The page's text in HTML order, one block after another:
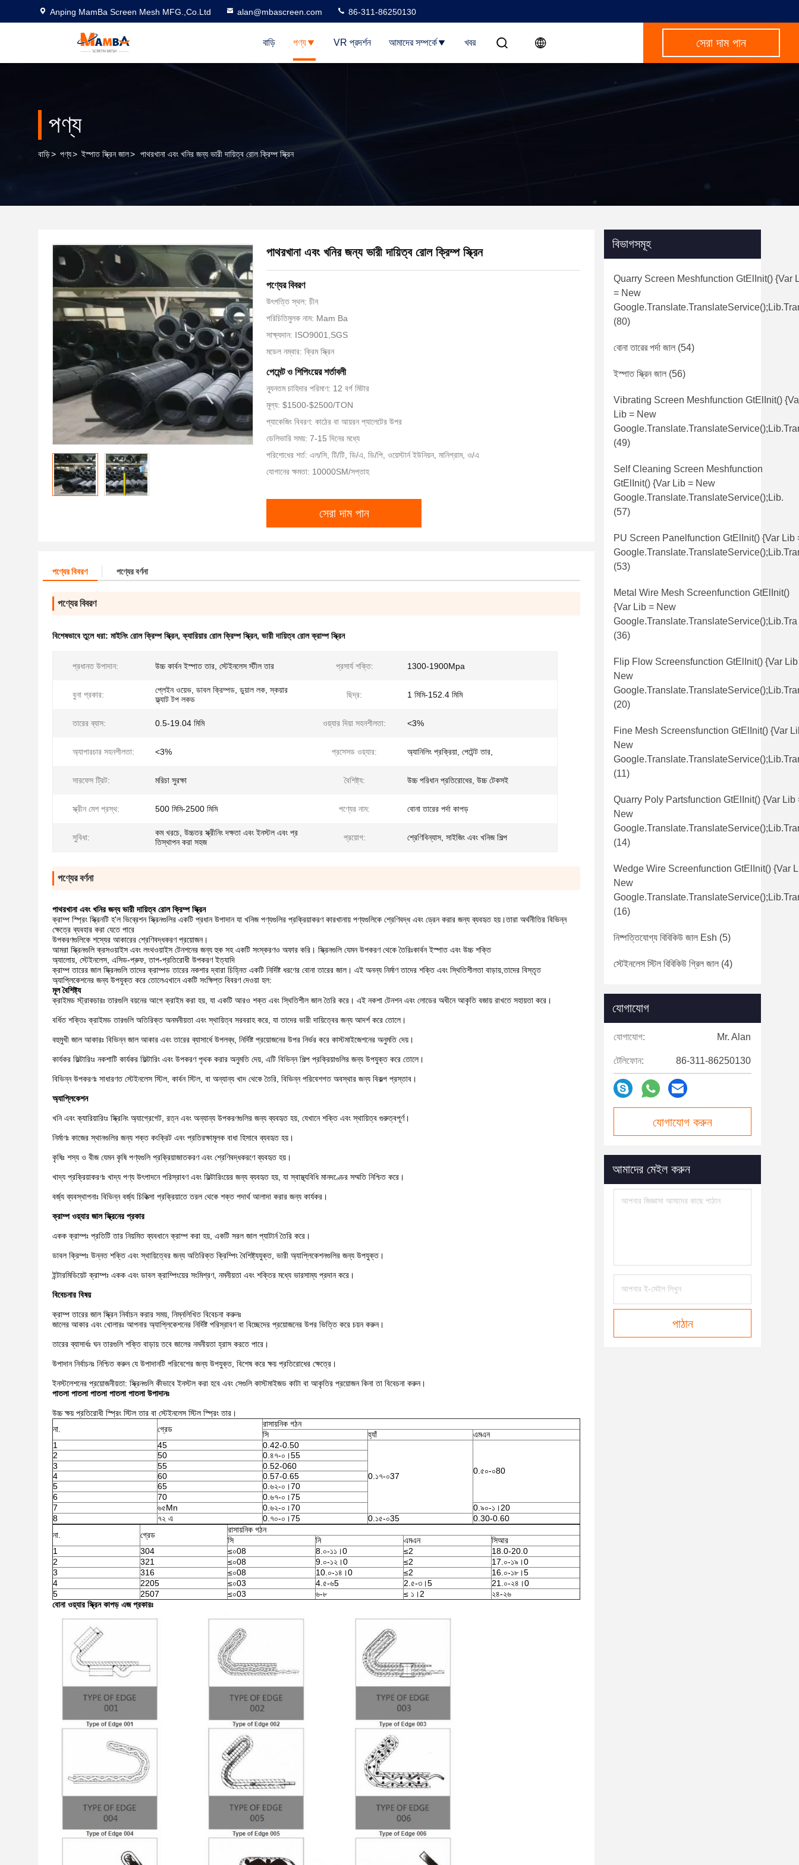
Anping MamBa Screen Mesh MFG.,Co.Ltd alan@mbascreen.com 86-311-86250130
বাড়ি পণ্য VR প্রদর্শন আমাদের সম্পর্কে খবর সেরা দাম পান
পণ্য
বাড়ি> পণ্য> ইস্পাত স্ক্রিন জাল> পাথরখানা এবং খনির জন্য ভারী দায়িত্ব রোল ক্রিম্প স্ক্রিন
পাথরখানা এবং খনির জন্য ভারী দায়িত্ব রোল ক্রিম্প স্ক্রিন
পণ্যের বিবরণ
উৎপত্তি স্থল: চীন
পরিচিতিমুলক নাম: Mam Ba
সাক্ষ্যদান: ISO9001,SGS
মডেল নম্বার: ক্রিম স্ক্রিন
পেমেন্ট ও শিপিংয়ের শর্তাবলী
ন্যূনতম চাহিদার পরিমাণ: 12 বর্গ মিটার
মূল্য: $1500-$2500/TON
প্যাকেজিং বিবরণ: কাঠের বা আয়রন প্যালেটের উপর
ডেলিভারি সময়: 7-15 দিনের মধ্যে
পরিশোধের শর্ত: এল/সি, টি/টি, ডি/এ, ডি/পি, ওয়েস্টার্ন ইউনিয়ন, মানিগ্রাম, ও/এ
যোগানের ক্ষমতা: 10000SM/সপ্তাহ
সেরা দাম পান
পণ্যের বিবরণ পণ্যের বর্ণনা
পণ্যের বিবরণ
বিশেষভাবে তুলে ধরা: মাইনিং রোল ক্রিম্প স্ক্রিন,ক্যারিয়ার রোল ক্রিম্প স্ক্রিন, ভারী দায়িত্ব রোল ক্রাম্প স্ক্রিন
প্রধানত উপাদান: উচ্চ কার্বন ইস্পাত তার, স্টেইনলেস স্টীল তার প্রসার্য শক্তি: 1300-1900Mpa
বুনা প্রকার:
প্লেইন ওয়েভ, ডাবল ক্রিম্পড, ডুয়াল লক, স্কয়ার
ফ্ল্যাট টপ লকড
ছিদ্র: 1 মিমি-152.4 মিমি
তারের ব্যাস: 0.5-19.04 মিমি ওয়্যার দিয়া সহনশীলতা: <3%
অ্যাপারচার সহনশীলতা: <3% প্রসেসড ওয়্যার: অ্যানিলিং প্রক্রিয়া, পেটেন্ট তার,
সারফেস ট্রিট: মরিচা সুরক্ষা বৈশিষ্ট্য: উচ্চ পরিধান প্রতিরোধের, উচ্চ টেকসই
স্ক্রীন মেশ প্রস্থ: 500 মিমি-2500 মিমি পণ্যের নাম: বোনা তারের পর্দা কাপড়
সুবিধা:
কম খরচে, উচ্চতর স্ক্রীনিং দক্ষতা এবং ইনস্টল এবং প্র
তিস্থাপন করা সহজ
প্রয়োগ: শ্রেণিবিন্যাস, সাইজিং এবং খনিজ শিল্প
পণ্যের বর্ণনা
পাথরখানা এবং খনির জন্য ভারী দায়িত্ব রোল ক্রিম্প স্ক্রিন
ক্রাম্প স্প্রিং স্ক্রিনটি হ'ল ভিব্রেশন স্ক্রিনগুলির একটি প্রধান উপাদান যা খনিজ পণ্যগুলির প্রক্রিয়াকরণ কারখানায় পণ্যগুলিকে শ্রেণিবদ্ধ এবং ড্রেন করার জন্য ব্যবহৃত হয়।তারা অর্থনীতির বিভিন্ন
ক্ষেত্রে ব্যবহার করা যেতে পারে
উপকরণগুলিকে শস্যের আকারের শ্রেণিবদ্ধকরণ প্রয়োজন।
আমরা স্ক্রিনগুলি ক্রসওয়াইস এবং লংথওয়াইস টেনশনের জন্য হুক সহ একটি সংস্করণও অফার করি। স্ক্রিনগুলি যেমন উপকরণ থেকে তৈরিঃকার্বন ইস্পাত এবং উচ্চ শক্তি
অ্যালোয়, স্টেইনলেস, এসিড-প্রুফ, তাপ-প্রতিরোধী উপকরণ ইত্যাদি
ক্রাম্প তারের জাল স্ক্রিনগুলি তাদের ক্রাম্পড তারের নকশার দ্বারা চিহ্নিত একটি নির্দিষ্ট ধরণের বোনা তারের জাল। এই অনন্য নির্মাণ তাদের শক্তি এবং স্থিতিশীলতা বাড়ায়,তাদের বিস্তৃত
অ্যাপ্লিকেশনের জন্য উপযুক্ত করে তোলেএখানে একটি সংক্ষিপ্ত বিবরণ দেওয়া হল:
মূল বৈশিষ্ট্য
ক্রাইমড স্ট্রাকচারঃ তারগুলি বয়নের আগে ক্রাইম করা হয়, যা একটি আরও শক্ত এবং স্থিতিশীল জাল তৈরি করে। এই নকশা টেনশন এবং লোডের অধীনে আকৃতি বজায় রাখতে সহায়তা করে।
বর্ধিত শক্তিঃ ক্রাইমড তারগুলি অতিরিক্ত অনমনীয়তা এবং স্থায়িত্ব সরবরাহ করে, যা তাদের ভারী দায়িত্বের জন্য আদর্শ করে তোলে।
বহুমুখী জাল আকারঃ বিভিন্ন জাল আকার এবং তারের ব্যাসার্ধে উপলব্ধ, নির্দিষ্ট প্রয়োজনের উপর নির্ভর করে কাস্টমাইজেশনের অনুমতি দেয়।
কার্যকর ফিল্টারিংঃ নকশাটি কার্যকর ফিল্টারিং এবং উপকরণ পৃথক করার অনুমতি দেয়, এটি বিভিন্ন শিল্প প্রক্রিয়াগুলির জন্য উপযুক্ত করে তোলে।
বিভিন্ন উপকরণঃ সাধারণত স্টেইনলেস স্টিল, কার্বন স্টিল, বা অন্যান্য খাদ থেকে তৈরি, বিভিন্ন পরিবেশগত অবস্থার জন্য বিকল্প প্রস্তাব।
অ্যাপ্লিকেশন
খনি এবং ক্যারিয়ারিংঃ স্ক্রিনিং অ্যাগ্রেগেট, রত্ন এবং অন্যান্য উপকরণগুলির জন্য ব্যবহৃত হয়, যেখানে শক্তি এবং স্থায়িত্ব গুরুত্বপূর্ণ।
নির্মাণঃ কাজের স্থানগুলির জন্য শক্ত কংক্রিট এবং প্রতিরক্ষামূলক বাধা হিসাবে ব্যবহৃত হয়।
কৃষিঃ শস্য ও বীজ যেমন কৃষি পণ্যগুলি প্রক্রিয়াজাতকরণ এবং শ্রেণিবদ্ধকরণে ব্যবহৃত হয়।
খাদ্য প্রক্রিয়াকরণঃ খাদ্য পণ্য উৎপাদনে পরিস্রাবণ এবং ফিল্টারিংয়ের জন্য ব্যবহৃত হয়, যা স্বাস্থ্যবিধি মানদণ্ডের সম্মতি নিশ্চিত করে।
বর্জ্য ব্যবস্থাপনাঃ বিভিন্ন বর্জ্য চিকিত্সা প্রক্রিয়াতে তরল থেকে শক্ত পদার্থ আলাদা করার জন্য কার্যকর।
ক্রাম্প ওয়্যার জাল স্ক্রিনের প্রকার
একক ক্রাম্পঃ প্রতিটি তার নিয়মিত ব্যবধানে ক্রাম্প করা হয়, একটি সরল জাল প্যাটার্ন তৈরি করে।
ডাবল ক্রিম্পঃ উন্নত শক্তি এবং স্থায়িত্বের জন্য অতিরিক্ত ক্রিম্পিং বৈশিষ্ট্যযুক্ত, ভারী অ্যাপ্লিকেশনগুলির জন্য উপযুক্ত।
ইন্টারমিডিয়েট ক্রাম্পঃ একক এবং ডাবল ক্রাম্পিংয়ের সংমিশ্রণ, নমনীয়তা এবং শক্তির মধ্যে ভারসাম্য প্রদান করে।
বিবেচনার বিষয়
ক্রাম্প তারের জাল স্ক্রিন নির্বাচন করার সময়, নিম্নলিখিত বিবেচনা করুনঃ
জালের আকার এবং খোলারঃ আপনার অ্যাপ্লিকেশনের নির্দিষ্ট পরিস্রাবণ বা বিচ্ছেদের প্রয়োজনের উপর ভিত্তি করে চয়ন করুন।
তারের ব্যাসার্ধঃ ঘন তারগুলি শক্তি বাড়ায় তবে জালের নমনীয়তা হ্রাস করতে পারে।
উপাদান নির্বাচনঃ নিশ্চিত করুন যে উপাদানটি পরিবেশের জন্য উপযুক্ত, বিশেষ করে ক্ষয় প্রতিরোধের ক্ষেত্রে।
ইনস্টলেশনের প্রয়োজনীয়তা: স্ক্রিনগুলি কীভাবে ইনস্টল করা হবে এবং সেগুলি কাস্টমাইজড কাটা বা আকৃতির প্রয়োজন কিনা তা বিবেচনা করুন।
পাতলা পাতলা পাতলা পাতলা পাতলা উপাদানঃ
উচ্চ ক্ষয় প্রতিরোধী স্প্রিং স্টিল তার বা স্টেইনলেস স্টিল স্প্রিং তার।
না.
গ্রেড
রাসায়নিক গঠন
সি
হ্যাঁ
এমএন
1
45 0.42-0.50
0.১৭-০37
0.৫০-০80
2 50
0.৪৭-০।55
3
55
0.52-060
4
60
0.57-0.65
5
65
0.৬২-০।70
6
70
0.৬৭-০।75
7
৬৫Mn 0.৬২-০।70
0.৯০-১।20
8
৭২ এ 0.৭০-০।75 0.১৫-০35
0.30-0.60
না.
গ্রেড
রাসায়নিক গঠন
সি
নি এমএন
সিআর
1
304 ≤০08 8.০-১১।0 ≤2
18.0-20.0
2
321 ≤০08 9.০-১২।0 ≤2
17.০-১৯।0
3
316 ≤০08 10.০-১৪।0 ≤2
16.০-১৮।5
4
2205 ≤০03 4.৫-৬5 2.৫-৩।5
21.০-২৪।0
5
2507 ≤০03 ৬-৮ ≤ ১।2
২৪-২৬
বোনা ওয়্যার স্ক্রিন কাপড় এজ প্রকারঃ
বিভাগসমূহ
Quarry Screen Meshfunction GtElInit() {var
= New
(80)
বোনা তারের পর্দা জাল (54)
ইস্পাত স্ক্রিন জাল (56)
Vibrating Screen Meshfunction GtElInit()
Lib = New
(49)
Self Cleaning Screen Meshfunction
GtElInit() {var Lib = New
Google.translate.TranslateService();lib.
(57)
PU Screen Panelfunction GtElInit() {var Lib
(53)
Metal Wire Mesh Screenfunction GtElInit()
{var Lib = New
Google.translate.TranslateService();lib.tra
(36)
Flip Flow Screensfunction GtElInit() {var
New
(20)
Fine Mesh Screensfunction GtElInit() {var
New
(11)
Quarry Poly Partsfunction GtElInit() {var Lib
New
(14)
Wedge Wire Screenfunction GtElInit() {var
New
(16)
নিষ্পত্তিযোগ্য বিবিকিউ জাল Esh (5)
স্টেইনলেস স্টিল বিবিকিউ গ্রিল জাল (4)
যোগাযোগ
যোগাযোগ: Mr. Alan
টেলিফোন: 86-311-86250130
যোগাযোগ করুন
আমাদের মেইল ​​করুন
পাঠান